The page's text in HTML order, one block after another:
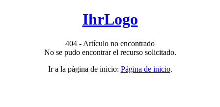
IhrLogo
404 - Artículo no encontrado
No se pudo encontrar el recurso solicitado.
Ir a la página de inicio: Página de inicio.